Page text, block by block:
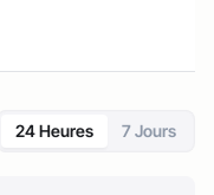
1999. En 2001-
problèmes de
et la laïcité.
24 Heures 7 Jours